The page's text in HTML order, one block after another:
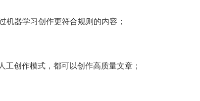
器学习创作更符合规则的内容；
创作模式，都可以创作高质量文章；